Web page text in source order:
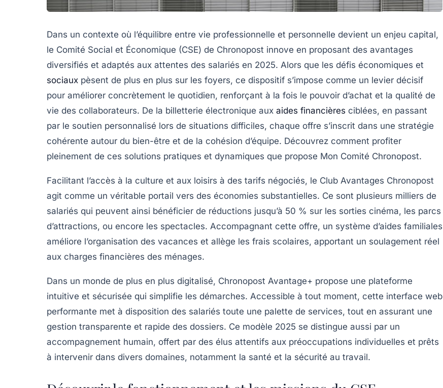
Dans un contexte où l’équilibre entre vie professionnelle et personnelle devient un enjeu capital,
le Comité Social et Économique (CSE) de Chronopost innove en proposant des avantages
diversifiés et adaptés aux attentes des salariés en 2025. Alors que les défis économiques et
sociaux pèsent de plus en plus sur les foyers, ce dispositif s’impose comme un levier décisif
pour améliorer concrètement le quotidien, renforçant à la fois le pouvoir d’achat et la qualité de
vie des collaborateurs. De la billetterie électronique aux aides financières ciblées, en passant
par le soutien personnalisé lors de situations difficiles, chaque offre s’inscrit dans une stratégie
cohérente autour du bien-être et de la cohésion d’équipe. Découvrez comment profiter
pleinement de ces solutions pratiques et dynamiques que propose Mon Comité Chronopost.
Facilitant l’accès à la culture et aux loisirs à des tarifs négociés, le Club Avantages Chronopost
agit comme un véritable portail vers des économies substantielles. Ce sont plusieurs milliers de
salariés qui peuvent ainsi bénéficier de réductions jusqu’à 50 % sur les sorties cinéma, les parcs
d’attractions, ou encore les spectacles. Accompagnant cette offre, un système d’aides familiales
améliore l’organisation des vacances et allège les frais scolaires, apportant un soulagement réel
aux charges financières des ménages.
Dans un monde de plus en plus digitalisé, Chronopost Avantage+ propose une plateforme
intuitive et sécurisée qui simplifie les démarches. Accessible à tout moment, cette interface web
performante met à disposition des salariés toute une palette de services, tout en assurant une
gestion transparente et rapide des dossiers. Ce modèle 2025 se distingue aussi par un
accompagnement humain, offert par des élus attentifs aux préoccupations individuelles et prêts
à intervenir dans divers domaines, notamment la santé et la sécurité au travail.